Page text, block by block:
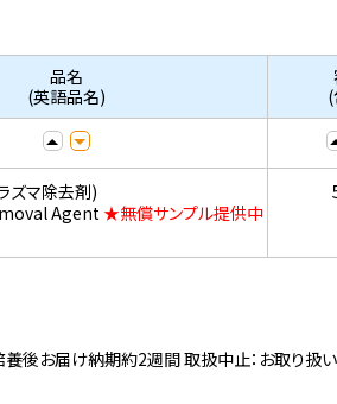
品名
(英語品名)
ズマ除去剤)
Agent★無償サンプル提供中
お届け納期約2週間 取扱中止：お取り扱い